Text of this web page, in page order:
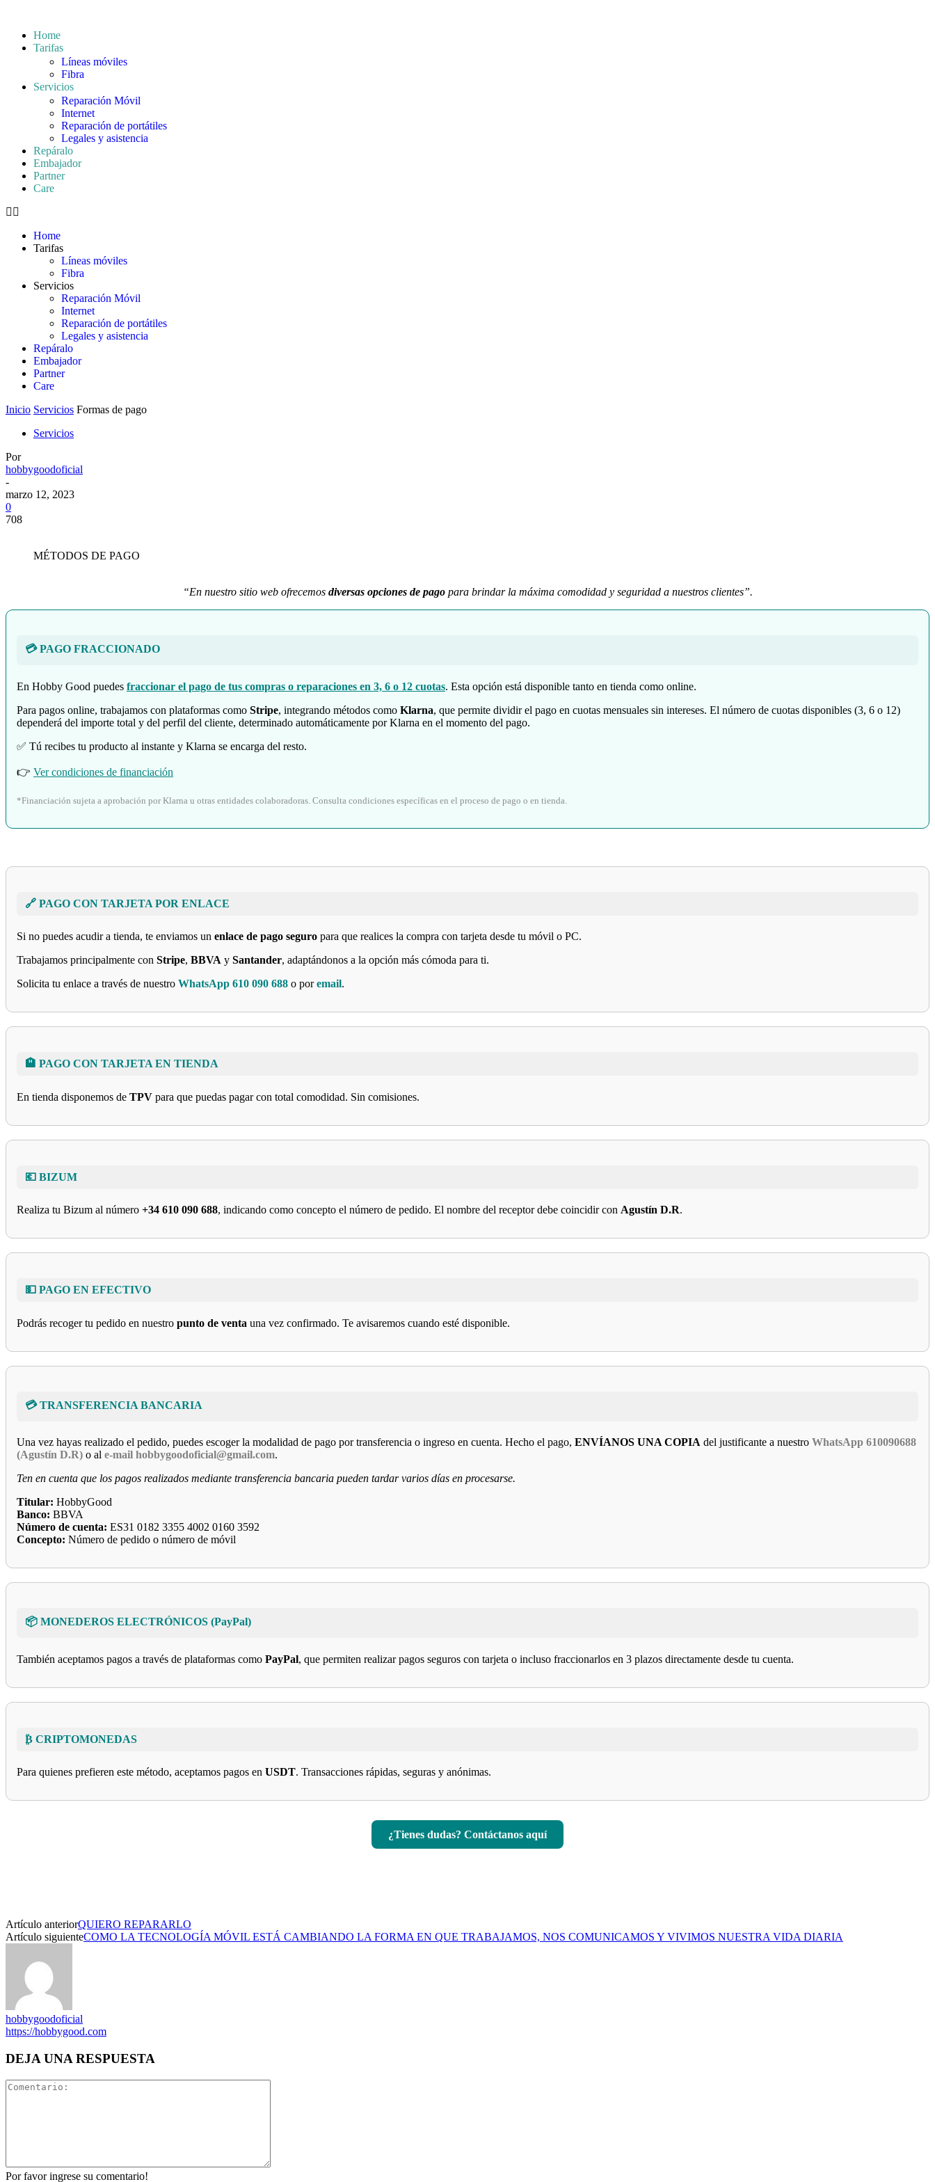
Home
Tarifas
Líneas móviles
Fibra
Servicios
Reparación Móvil
Internet
Reparación de portátiles
Legales y asistencia
Repáralo
Embajador
Partner
Care
Home
Tarifas
Líneas móviles
Fibra
Servicios
Reparación Móvil
Internet
Reparación de portátiles
Legales y asistencia
Repáralo
Embajador
Partner
Care
Inicio Servicios Formas de pago
Servicios
Por
hobbygoodoficial
-
marzo 12, 2023
0
708
MÉTODOS DE PAGO
“En nuestro sitio web ofrecemos diversas opciones de pagopara brindar la máxima comodidad y seguridad a nuestros clientes”.
💳 PAGO FRACCIONADO
En Hobby Good puedes fraccionar el pago de tus compras o reparaciones en 3, 6 o 12 cuotas. Esta opción está disponible tanto en tienda como online.
Para pagos online, trabajamos con plataformas como Stripe, integrando métodos como Klarna, que permite dividir el pago en cuotas mensuales sin intereses. El número de cuotas disponibles (3, 6 o 12)
dependerá del importe total y del perfil del cliente, determinado automáticamente por Klarna en el momento del pago.
✅ Tú recibes tu producto al instante y Klarna se encarga del resto.
👉 Ver condiciones de financiación
*Financiación sujeta a aprobación por Klarna u otras entidades colaboradoras. Consulta condiciones específicas en el proceso de pago o en tienda.
🔗 PAGO CON TARJETA POR ENLACE
Si no puedes acudir a tienda, te enviamos un enlace de pago seguro para que realices la compra con tarjeta desde tu móvil o PC.
Trabajamos principalmente con Stripe, BBVA y Santander, adaptándonos a la opción más cómoda para ti.
Solicita tu enlace a través de nuestro WhatsApp 610 090 688 o poremail.
🏨 PAGO CON TARJETA EN TIENDA
En tienda disponemos de TPV para que puedas pagar con total comodidad. Sin comisiones.
💶 BIZUM
Realiza tu Bizum al número +34 610 090 688, indicando como concepto el número de pedido. El nombre del receptor debe coincidir con Agustín D.R.
💵 PAGO EN EFECTIVO
Podrás recoger tu pedido en nuestro punto de venta una vez confirmado. Te avisaremos cuando esté disponible.
💳 TRANSFERENCIA BANCARIA
Una vez hayas realizado el pedido, puedes escoger la modalidad de pago por transferencia o ingreso en cuenta. Hecho el pago, ENVÍANOS UNA COPIA del justificante a nuestro WhatsApp 610090688
(Agustín D.R) o al e-mail hobbygoodoficial@gmail.com.
Ten en cuenta que los pagos realizados mediante transferencia bancaria pueden tardar varios días en procesarse.
Titular: HobbyGood
Banco: BBVA
Número de cuenta: ES31 0182 3355 4002 0160 3592
Concepto: Número de pedido o número de móvil
📦 MONEDEROS ELECTRÓNICOS (PayPal)
También aceptamos pagos a través de plataformas como PayPal, que permiten realizar pagos seguros con tarjeta o incluso fraccionarlos en 3 plazos directamente desde tu cuenta.
₿ CRIPTOMONEDAS
Para quienes prefieren este método, aceptamos pagos en USDT. Transacciones rápidas, seguras y anónimas.
¿Tienes dudas? Contáctanos aquí
Artículo anteriorQUIERO REPARARLO
Artículo siguienteCOMO LA TECNOLOGÍA MÓVIL ESTÁ CAMBIANDO LA FORMA EN QUE TRABAJAMOS, NOS COMUNICAMOS Y VIVIMOS NUESTRA VIDA DIARIA
hobbygoodoficial
https://hobbygood.com
DEJA UNA RESPUESTA
Por favor ingrese su comentario!